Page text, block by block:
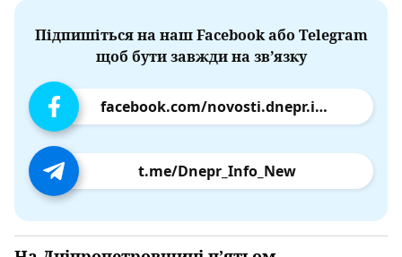
Підпишіться на наш Facebook або Telegram
щоб бути завжди на зв’язку
facebook.com/novosti.dnepr.info
t.me/Dnepr_Info_New